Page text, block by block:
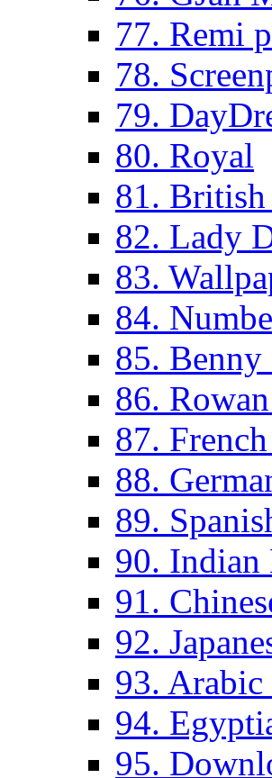
77. Remi
78.
79.
80. Royal
81. British
82. Lady
83.
84.
85.
86.
87.
88.
89.
90. Indian
91.
92.
93.
94.
95.